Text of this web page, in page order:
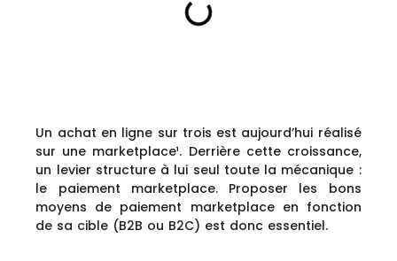
Un achat en ligne sur trois est aujourd’hui réalisé
sur une marketplace¹. Derrière cette croissance,
un levier structure à lui seul toute la mécanique :
le paiement marketplace. Proposer les bons
moyens de paiement marketplace en fonction
de sa cible (B2B ou B2C) est donc essentiel.